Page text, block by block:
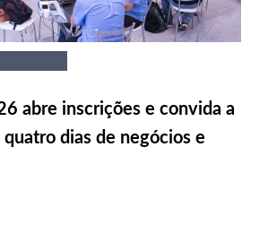
abre inscrições e convida a
dias de negócios e